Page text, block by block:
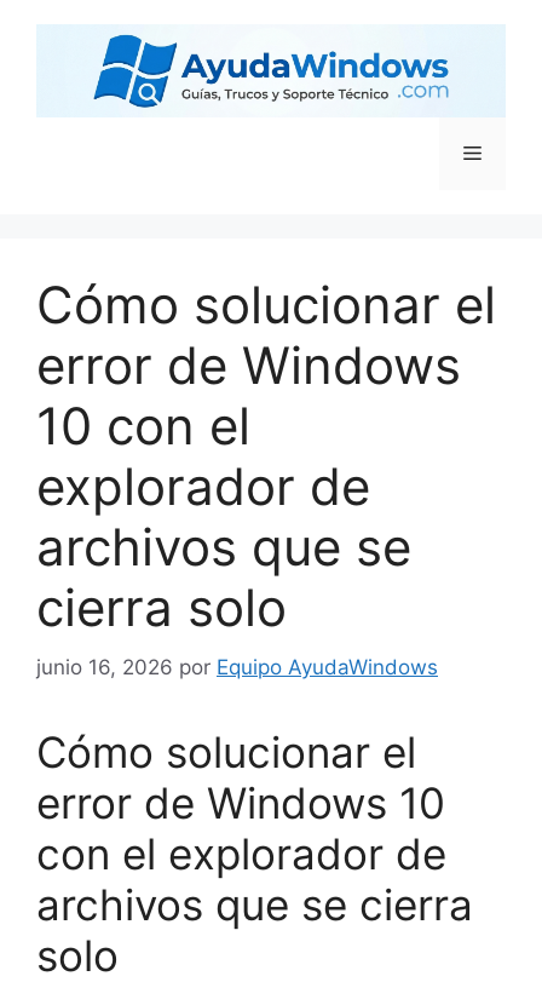
Cómo solucionar el
error de Windows
10 con el
explorador de
archivos que se
cierra solo
junio 16, 2026 por Equipo AyudaWindows
Cómo solucionar el
error de Windows 10
con el explorador de
archivos que se cierra
solo